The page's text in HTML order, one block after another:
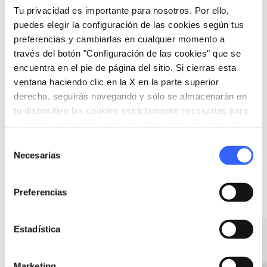
Tu privacidad es importante para nosotros. Por ello,
puedes elegir la configuración de las cookies según tus
preferencias y cambiarlas en cualquier momento a
través del botón "Configuración de las cookies" que se
encuentra en el pie de página del sitio. Si cierras esta
ventana haciendo clic en la X en la parte superior
derecha, seguirás navegando y sólo se almacenarán en
tu dispositivo las cookies estrictamente necesarias para
Necesarias
Preferencias
Estadística
event OTROS EVENTOS
favorite_border
Ideas Ver en el mapa
favorite_border